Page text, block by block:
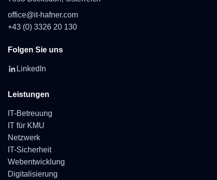
office@it-hafner.com
+43 (0) 3326 20 130
Folgen Sie uns
LinkedIn
Leistungen
IT-Betreuung
IT für KMU
Netzwerk
IT-Sicherheit
Webentwicklung
Digitalisierung